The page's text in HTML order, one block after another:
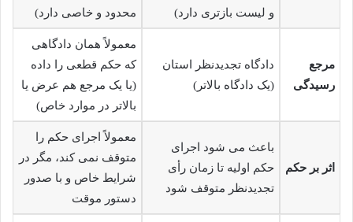
و لیست بازتری دارد)
محدود و خاصی دارد)
مرجع
رسیدگی
دادگاه تجدیدنظر استان
(یک دادگاه بالاتر)
معمولاً همان دادگاهی
که حکم قطعی را داده
(یا یک مرجع هم عرض یا
بالاتر در موارد خاص)
اثر بر حکم
باعث می شود اجرای
حکم اولیه تا زمان رأی
تجدیدنظر متوقف شود
معمولاً اجرای حکم را
متوقف نمی کند، مگر در
شرایط خاص و با صدور
دستور موقت